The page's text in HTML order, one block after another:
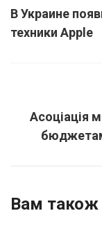
В Украине
техники Apple
Асоціація
Вам також